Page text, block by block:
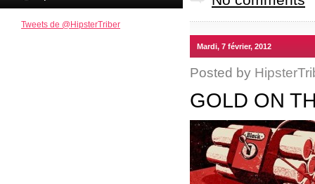
Tweets de @HipsterTriber
Mardi, 7 février, 2012
Posted by
GOLD ON